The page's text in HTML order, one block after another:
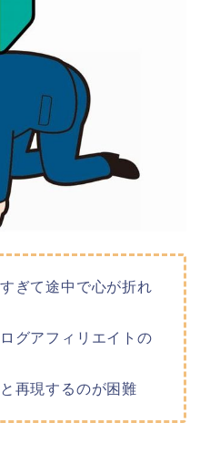
ぎて途中で心が折れ
グアフィリエイトの
再現するのが困難